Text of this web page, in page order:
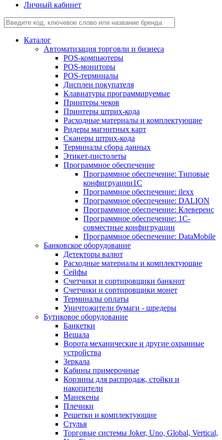
Личный кабинет
Каталог
Автоматизация торговли и бизнеса
POS-компьютеры
POS-мониторы
POS-терминалы
Дисплеи покупателя
Клавиатуры программируемые
Принтеры чеков
Принтеры штрих-кода
Расходные материалы и комплектующие
Ридеры магнитных карт
Сканеры штрих-кода
Терминалы сбора данных
Этикет-пистолеты
Программное обеспечение
Программное обеспечение: Типовые
конфигруации1С
Программное обеспечение: ilexx
Программное обеспечение: DALION
Программное обеспечение: Клеверенс
Программное обеспечение: 1С-
совместные конфигруации
Программное обеспечение: DataMobile
Банковское оборудование
Детекторы валют
Расходные материалы и комплектующие
Сейфы
Счетчики и сортировщики банкнот
Счетчики и сортировщики монет
Терминалы оплаты
Уничтожители бумаги - шредеры
Бутиковое оборудование
Банкетки
Вешала
Ворота механические и другие охранные
устройства
Зеркала
Кабины примерочные
Корзины для распродаж, стойки и
накопители
Манекены
Плечики
Решетки и комплектующие
Стулья
Торговые системы Joker, Uno, Global, Vertical,